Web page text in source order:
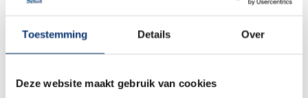
Toestemming Details Over
Deze website maakt gebruik van cookies
conditie van een fietsaccu. Bij temperaturen onder het
vriespunt tot ongeveer -10 graden Celsius zal de
probleem is. Echter, langdurige blootstelling aan